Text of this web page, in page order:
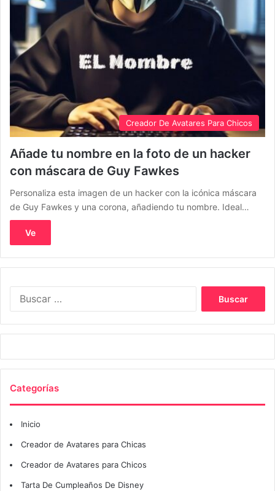
Creador De Avatares Para Chicos
Añade tu nombre en la foto de un hacker
con máscara de Guy Fawkes
Personaliza esta imagen de un hacker con la icónica máscara
de Guy Fawkes y una corona, añadiendo tu nombre. Ideal…
Ve
Categorías
Inicio
Creador de Avatares para Chicas
Creador de Avatares para Chicos
Tarta De Cumpleaños De Disney